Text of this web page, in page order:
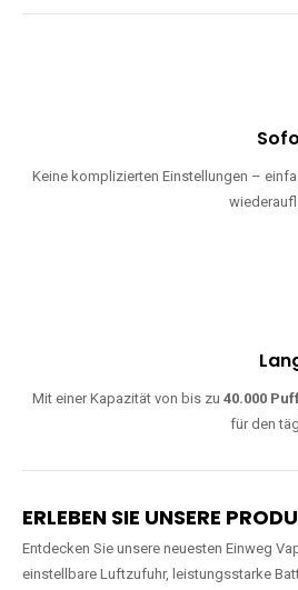
Keine komplizierten Einstellungen –
Mit einer Kapazität von bis zu40.000
für den
ERLEBEN SIE UNSERE
Entdecken Sie unsere neuesten Einweg
einstellbare Luftzufuhr, leistungsstarke